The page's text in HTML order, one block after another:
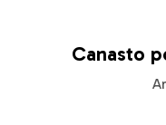
Canasto